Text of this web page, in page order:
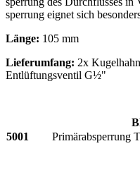
sperrung eignet sich
Länge: 105 mm
Lieferumfang: 2x
Ent­lüftungs­ventil G½"
5001
Primär­ab­sperrung